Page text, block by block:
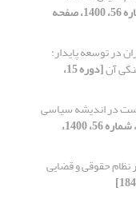
[دوره 15، شماره 56، 1400، صفحه
در توسعه پایدار:
آن [دوره 15،
در اندیشه سیاسی
[دوره 15، شماره 56، 1400،
نظام حقوقی و قضایی